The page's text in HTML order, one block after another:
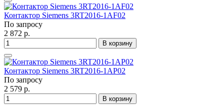
Контактор Siemens 3RT2016-1AF02
По запросу
2 872 р.
В корзину
Контактор Siemens 3RT2016-1AP02
По запросу
2 579 р.
В корзину